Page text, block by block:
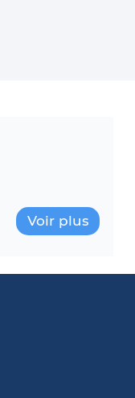
Voir plus